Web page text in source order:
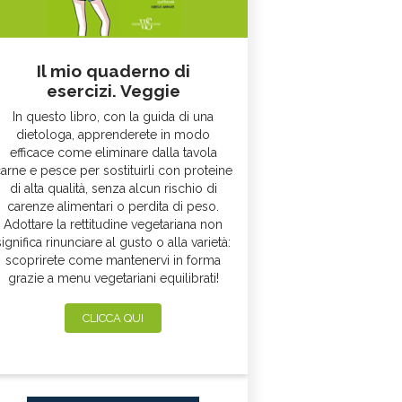
Il mio quaderno di
esercizi. Veggie
In questo libro, con la guida di una
dietologa, apprenderete in modo
efficace come eliminare dalla tavola
e pesce per sostituirli con proteine
di alta qualità, senza alcun rischio di
carenze alimentari o perdita di peso.
Adottare la rettitudine vegetariana non
rinunciare al gusto o alla varietà:
scoprirete come mantenervi in forma
grazie a menu vegetariani equilibrati!
CLICCA QUI